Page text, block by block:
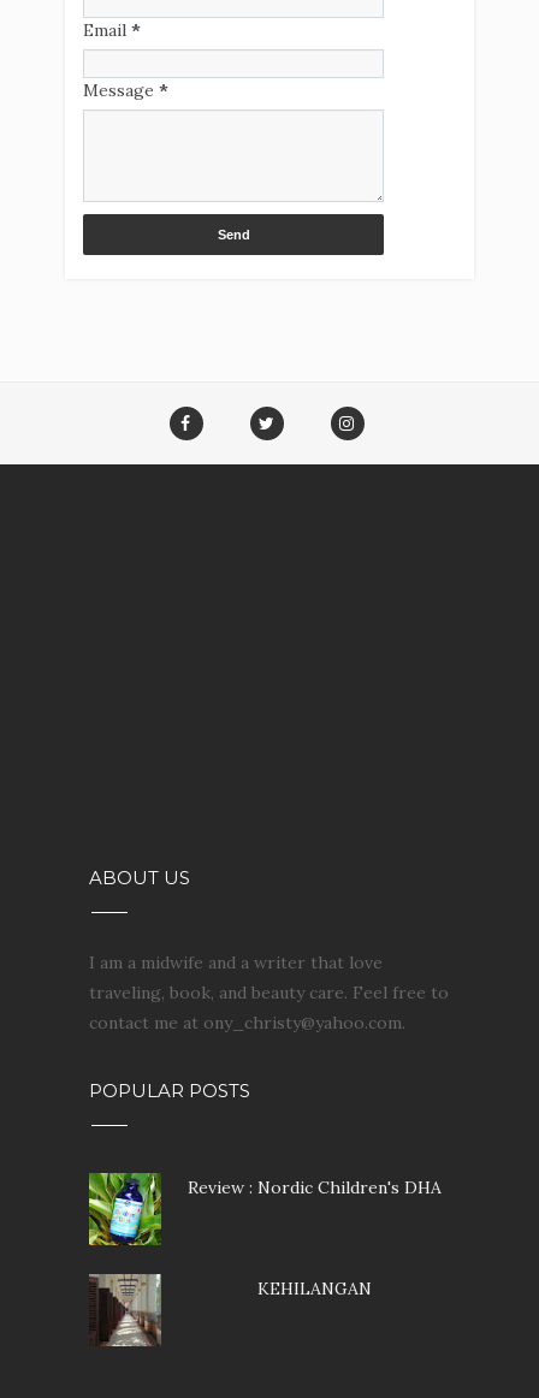
Email *
Message *
ABOUT US
I am a midwife and a writer that love
traveling, book, and beauty care. Feel free to
contact me at ony_christy@yahoo.com.
POPULAR POSTS
Review : Nordic Children's DHA
KEHILANGAN